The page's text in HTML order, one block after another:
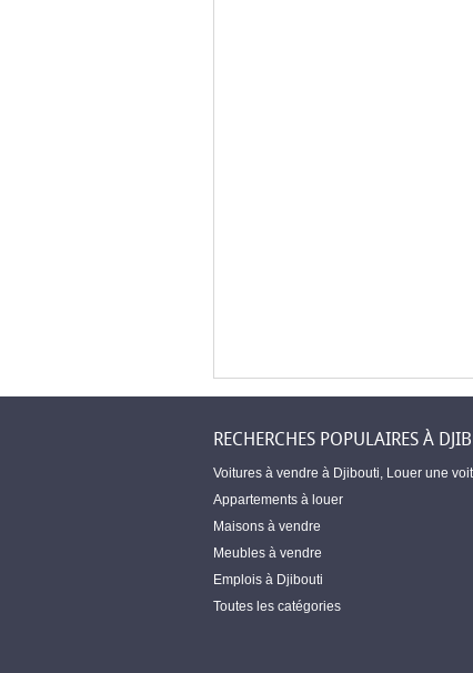
RECHERCHES POPULAIRES À
Voitures à vendre à Djibouti Louer une
Appartements à louer
Maisons à vendre
Meubles à vendre
Emplois à Djibouti
Toutes les catégories